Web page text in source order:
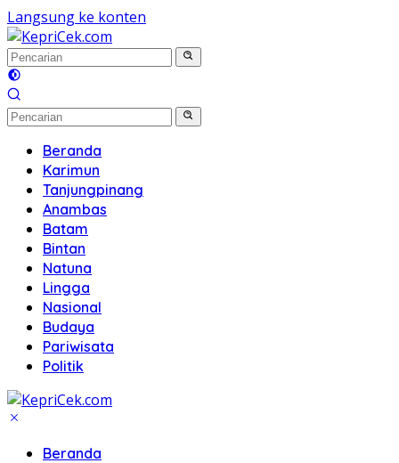
Langsung ke konten
Beranda
Karimun
Tanjungpinang
Anambas
Batam
Bintan
Natuna
Lingga
Nasional
Budaya
Pariwisata
Politik
Beranda